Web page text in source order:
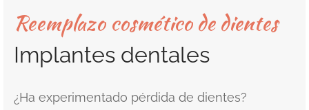
Reemplazo cosmético de dientes
Implantes dentales
¿Ha experimentado pérdida de dientes?
de Spa
Canals or Endodontics
salival
de la sedación
Whitening
/ empastes compuestos del
del diente
and Infant Frenectomy
de la frente con láser
del lóbulo de la oreja con láser
de cicatrices faciales con láser
at Miami Designer Smiles